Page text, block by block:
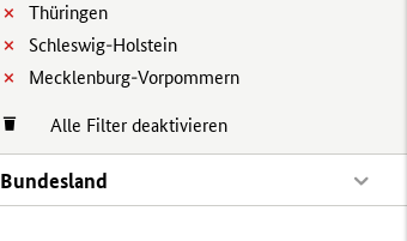
Thüringen
Schleswig-Holstein
Mecklenburg-Vorpommern
Alle Filter deaktivieren
Bundesland